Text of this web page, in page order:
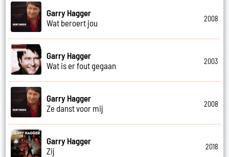
Garry Hagger
Wat beroert jou
2008
Garry Hagger
Wat is er fout gegaan
2003
Garry Hagger
Ze danst voor mij
2008
Garry Hagger
Zij
2018